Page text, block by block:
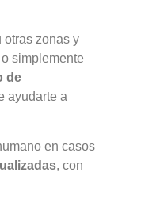
otras zonas y
simplemente
de
ayudarte a
en casos
, con